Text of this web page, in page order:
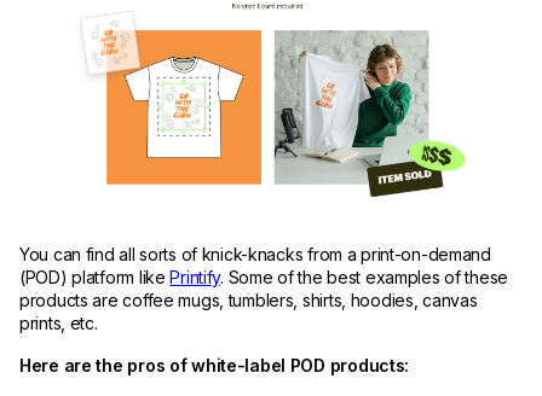
You can find all sorts of knick-knacks from a print-on-demand
(POD) platform likePrintify. Some of the best examples of these
products are coffee mugs, tumblers, shirts, hoodies, canvas
prints, etc.
Here are the pros of white-label POD products: